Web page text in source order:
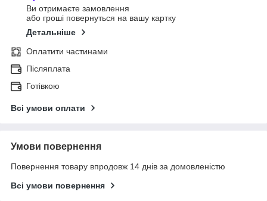
Ви отримаєте замовлення
або гроші повернуться на вашу картку
Детальніше
Оплатити частинами
Післяплата
Готівкою
Всі умови оплати
Умови повернення
Повернення товару впродовж 14 днів за домовленістю
Всі умови повернення